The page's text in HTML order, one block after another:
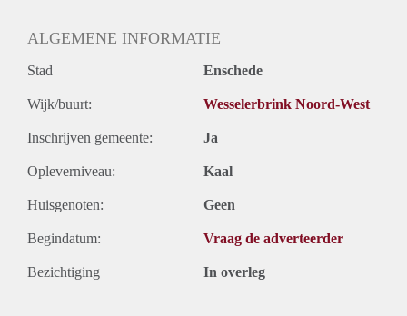
ALGEMENE INFORMATIE
Stad Enschede
Wijk/buurt: Wesselerbrink Noord-West
Inschrijven gemeente: Ja
Opleverniveau: Kaal
Huisgenoten: Geen
Begindatum: Vraag de adverteerder
Bezichtiging In overleg